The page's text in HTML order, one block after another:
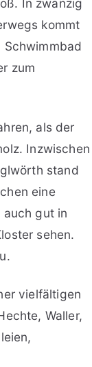
In zwanzig
kommt
Schwimmbad
zum
als der
Inzwischen
stand
eine
auch gut in
sehen.
vielfältigen
Waller,